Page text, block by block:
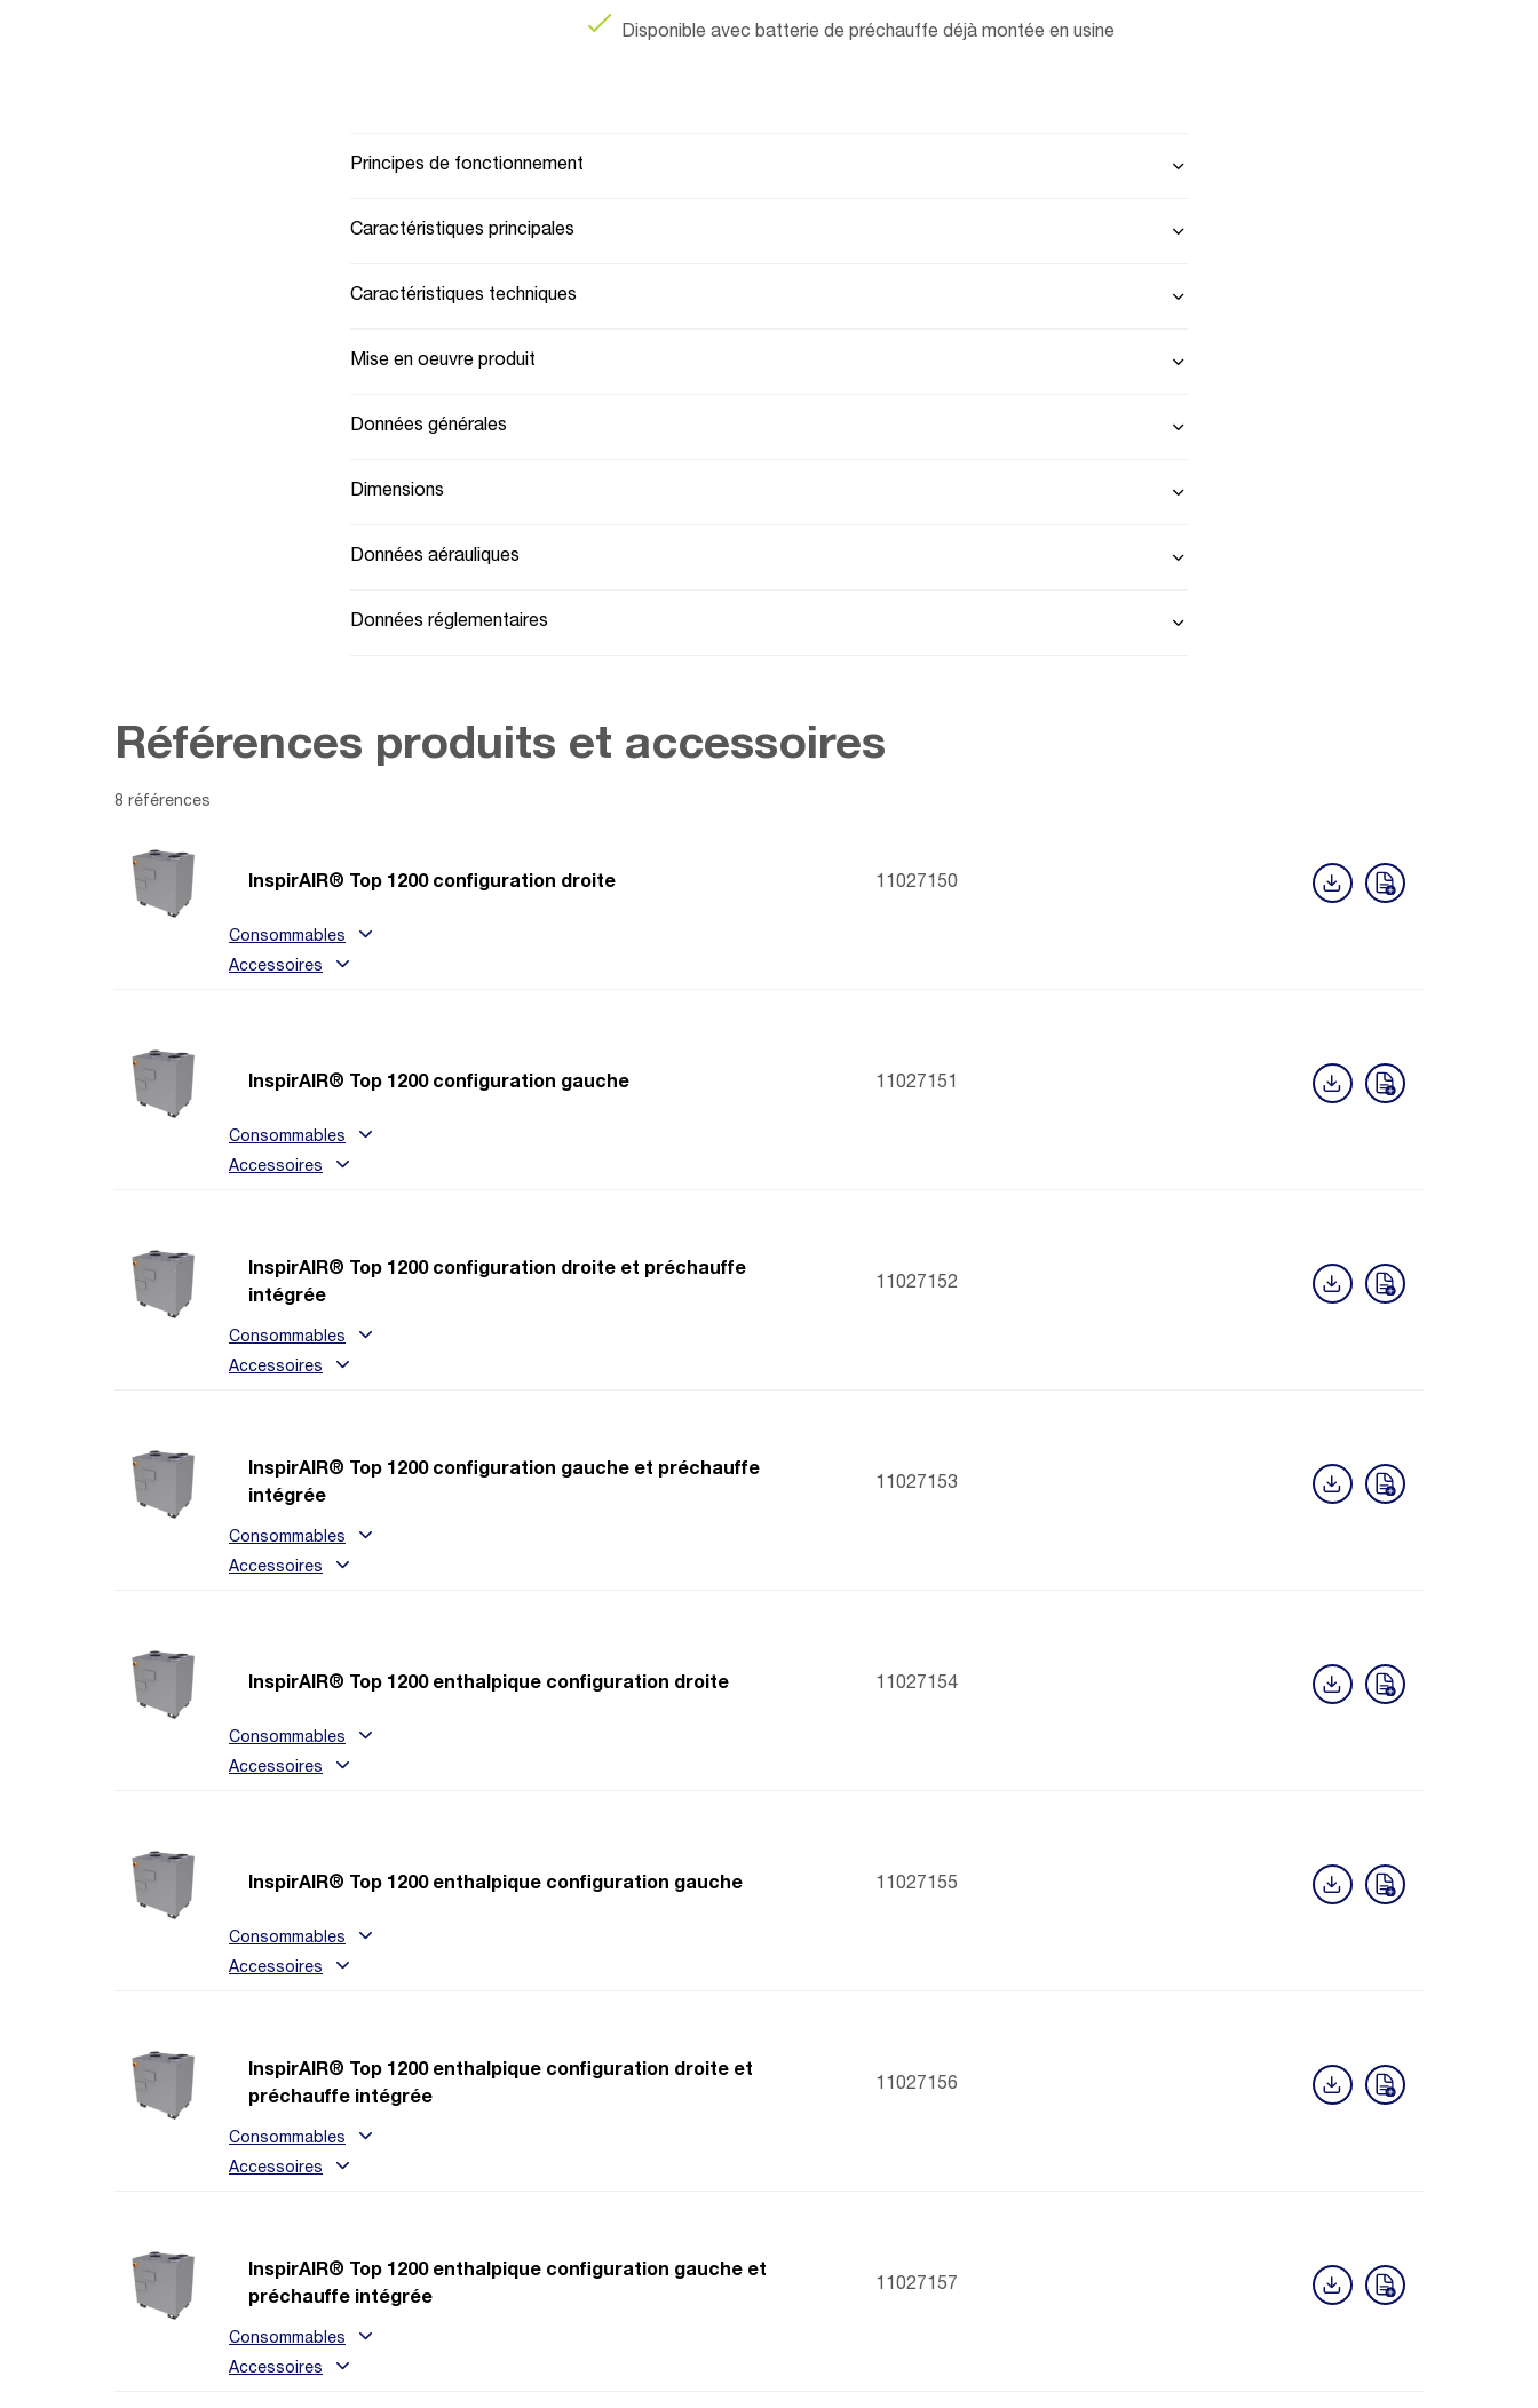
Disponible avec batterie de préchauffe déjà montée en usine
Principes de fonctionnement
Caractéristiques principales
Caractéristiques techniques
Mise en oeuvre produit
Données générales
Dimensions
Données aérauliques
Données réglementaires
Références produits et accessoires
8 références
InspirAIR® Top 1200 configuration droite 11027150
Consommables
Accessoires
InspirAIR® Top 1200 configuration gauche 11027151
Consommables
Accessoires
InspirAIR® Top 1200 configuration droite et préchauffe
intégrée
11027152
Consommables
Accessoires
InspirAIR® Top 1200 configuration gauche et préchauffe
intégrée
11027153
Consommables
Accessoires
InspirAIR® Top 1200 enthalpique configuration droite 11027154
Consommables
Accessoires
InspirAIR® Top 1200 enthalpique configuration gauche 11027155
Consommables
Accessoires
InspirAIR® Top 1200 enthalpique configuration droite et
préchauffe intégrée
11027156
Consommables
Accessoires
InspirAIR® Top 1200 enthalpique configuration gauche et
préchauffe intégrée
11027157
Consommables
Accessoires